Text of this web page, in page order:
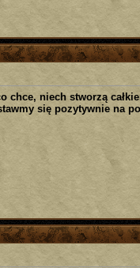
chce, niech stworzą
się pozytywnie na